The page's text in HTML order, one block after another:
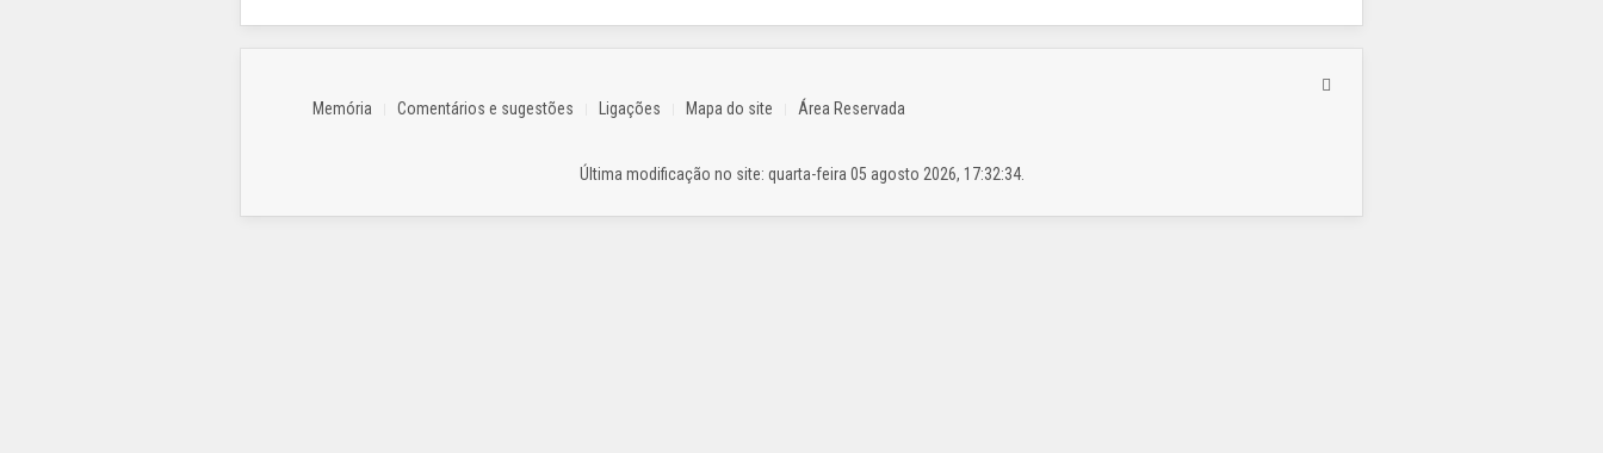
Memória Comentários e sugestões Ligações Mapa do site Área Reservada
Última modificação no site: quarta-feira 05 agosto 2026, 17:32:34.